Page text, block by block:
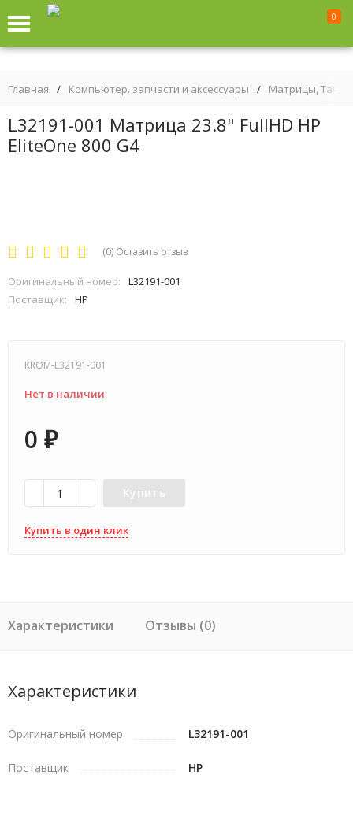
0
Главная / Компьютер. запчасти и аксессуары / Матрицы,
L32191-001 Матрица 23.8" FullHD HP
EliteOne 800 G4
(0) Оставить отзыв
Оригинальный номер:
L32191-001
Поставщик:
HP
KROM-L32191-001
Нет в наличии
0 ₽
Купить
Купить в один клик
Характеристики Отзывы (0)
Характеристики
Оригинальный номер L32191-001
Поставщик HP